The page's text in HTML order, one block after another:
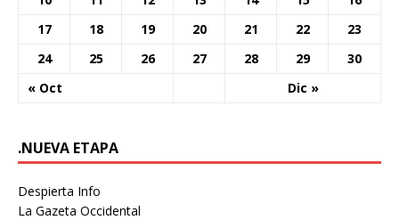
« Oct Dic »
17
18 19 20 21 22
23
24
25 26 27 28 29 30
.NUEVA ETAPA
Despierta Info
La Gazeta Occidental